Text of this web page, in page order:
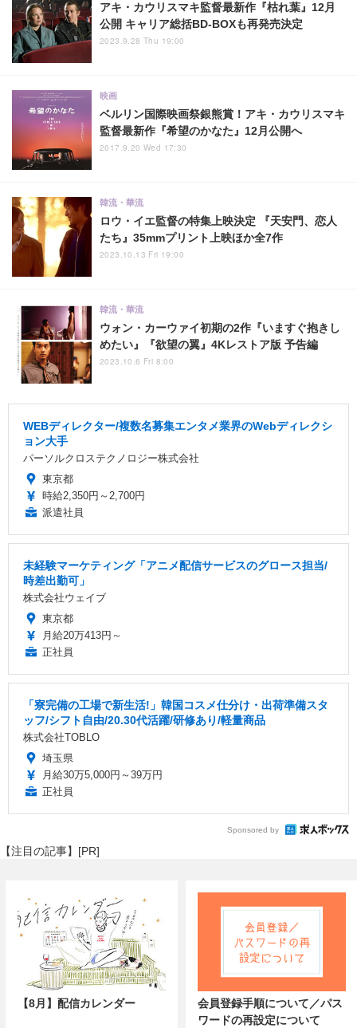
アキ・カウリスマキ監督最新作『枯れ葉』12月
公開 キャリア総括BD-BOXも再発売決定
2023.9.28 Thu 19:00
ベルリン国際映画祭銀熊賞！アキ・カウリスマキ
監督最新作『希望のかなた』12月公開へ
映画
2017.9.20 Wed 17:30
ロウ・イエ監督の特集上映決定 『天安門、恋人
たち』35mmプリント上映ほか全7作
韓流・華流
2023.10.13 Fri 19:00
ウォン・カーウァイ初期の2作『いますぐ抱きし
めたい』『欲望の翼』4Kレストア版 予告編
韓流・華流
2023.10.6 Fri 8:00
WEBディレクター/複数名募集エンタメ業界のWebディレクシ
ョン大手
パーソルクロステクノロジー株式会社
東京都
時給2,350円～2,700円
派遣社員
未経験マーケティング「アニメ配信サービスのグロース担当/
時差出勤可」
株式会社ウェイブ
東京都
月給20万413円～
正社員
「寮完備の工場で新生活!」韓国コスメ仕分け・出荷準備スタ
ッフ/シフト自由/20.30代活躍/研修あり/軽量商品
株式会社TOBLO
埼玉県
月給30万5,000円～39万円
正社員
Sponsored by
【注目の記事】[PR]
【8月】配信カレンダー
会員登録手順について／パス
ワードの再設定について